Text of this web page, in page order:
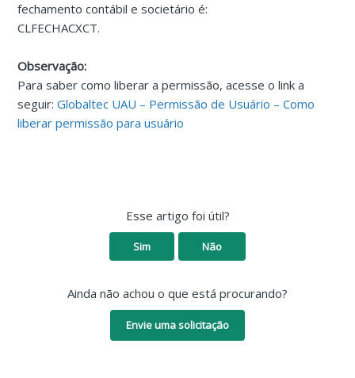
fechamento contábil e societário é:
CLFECHACXCT.
Observação:
Para saber como liberar a permissão, acesse o link a
seguir:Globaltec UAU – Permissão de Usuário – Como
liberar permissão para usuário
Esse artigo foi útil?
Sim Não
Ainda não achou o que está procurando?
Envie uma solicitação